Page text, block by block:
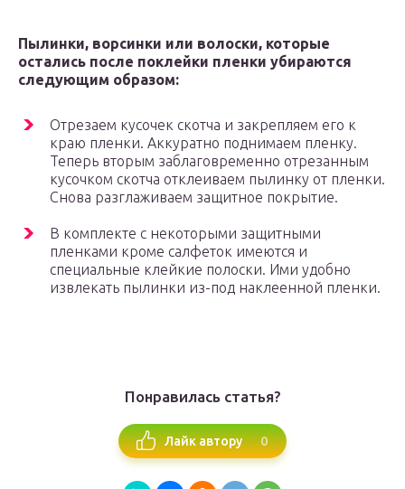
Пылинки, ворсинки или волоски, которые
остались после поклейки пленки убираются
следующим образом:
Отрезаем кусочек скотча и закрепляем его к
краю пленки. Аккуратно поднимаем пленку.
Теперь вторым заблаговременно отрезанным
кусочком скотча отклеиваем пылинку от пленки.
Снова разглаживаем защитное покрытие.
В комплекте с некоторыми защитными
пленками кроме салфеток имеются и
специальные клейкие полоски. Ими удобно
извлекать пылинки из-под наклеенной пленки.
Понравилась статья?
Лайк автору 0